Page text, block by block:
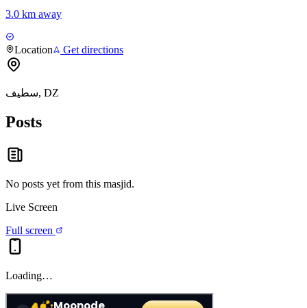
3.0 km away
Location Get directions
سطيف, DZ
Posts
No posts yet from this masjid.
Live Screen
Full screen
Loading…